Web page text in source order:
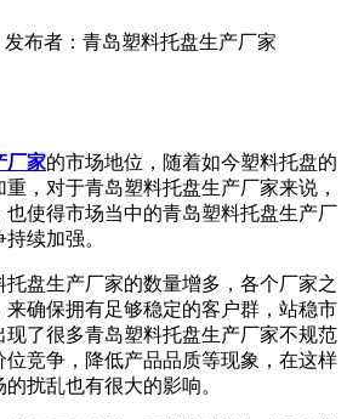
发布者：青岛塑料托盘生产厂家
厂家的市场地位，随着如今塑料托盘的
，对于青岛塑料托盘生产厂家来说，
也使得市场当中的青岛塑料托盘生产厂
续加强。
盘生产厂家的数量增多，各个厂家之
来确保拥有足够稳定的客户群，站稳市
了很多青岛塑料托盘生产厂家不规范
位竞争，降低产品品质等现象，在这样
扰乱也有很大的影响。